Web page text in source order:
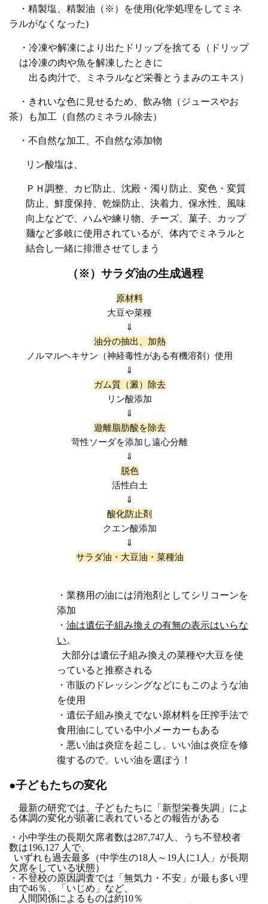
・精製塩、精製油（※）を使用(化学処理をしてミネ
ラルがなくなった)
・冷凍や解凍により出たドリップを捨てる（ドリップ
は冷凍の肉や魚を解凍したときに
出 る肉汁で、ミネラルなど栄養とうまみのエキス）
・きれいな色に見せるため、飲み物（ジュースやお
茶）も加工（自然のミネラル除去）
・不自然な加工、不自然な添加物
リン酸塩は、
ＰＨ調整、カビ防止、沈殿・濁り防止、変色・変質
防止、鮮度保持、乾燥防止、決着力、保水性、風味
向上などで、ハムや練り物、チーズ、菓子、カップ
麺など多岐に使用されているが、体内でミネラルと
結合し一緒に排泄させてしまう
（※）サラダ油の生成過程
原材料
大豆や菜種
⇓
油分の抽出、加熱
ノルマルヘキサン（神経毒性がある有機溶剤）使用
⇓
ガム質（澱）除去
リン酸添加
⇓
遊離脂肪酸を除去
苛性ソーダを添加し遠心分離
⇓
脱色
活性白土
⇓
酸化防止剤
クエン酸添加
⇓
サラダ油・大豆油・菜種油
・業務用の油には消泡剤としてシリコーンを
添加
・ 油は遺伝子組み換えの有無の表示はいらな
い。
大部分は遺伝子組み換えの菜種や大豆を使
っていると推察される
・市販のドレッシングなどにもこのような油
を使用
・遺伝子組み換えでない原材料を圧搾手法で
食用油にしている中小メーカーもある
・悪い油は炎症を起こし、いい油は炎症を修
復するので、いい油を選ぼう！
●子どもたちの変化
最新の研究では、子どもたちに「新型栄養失調」によ
る体調の変化が顕著に表れているとの報告がある
・小中学生の長期欠席者数は287,747人、うち不登校者
数は196,127 人で、
いずれも過去最多（中学生の18人～ 19人に1人」が長期
欠席をしている状態）
・不登校の原因調査では「無気力・不安」が最も多い理
由で46％、「いじめ」など、
人間関係によるものは約10％